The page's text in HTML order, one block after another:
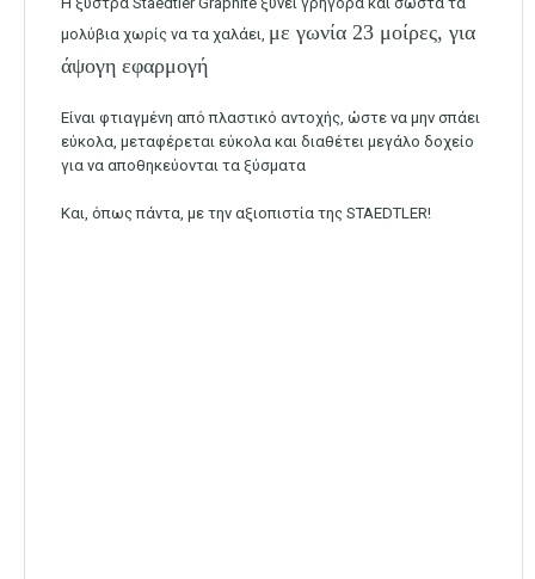
μολύβια χωρίς να τα χαλάει, με γωνία 23 μοίρες, για
άψογη εφαρμογή
Είναι φτιαγμένη από πλαστικό αντοχής, ώστε να μην σπάει
εύκολα, μεταφέρεται εύκολα και διαθέτει μεγάλο δοχείο
για να αποθηκεύονται τα ξύσματα
Και, όπως πάντα, με την αξιοπιστία της STAEDTLER!